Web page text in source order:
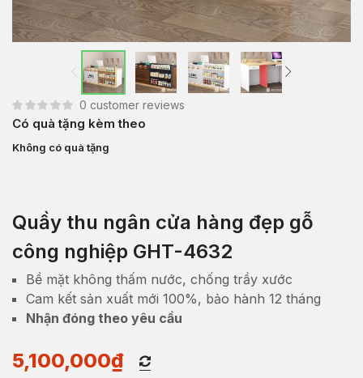
0 customer reviews
Có quà tặng kèm theo
Không có quà tặng
Quầy thu ngân cửa hàng đẹp gỗ
công nghiệp GHT-4632
Bề mặt không thấm nước, chống trầy xước
Cam kết sản xuất mới 100%, bảo hành 12 tháng
Nhận đóng theo yêu cầu
5,100,000₫